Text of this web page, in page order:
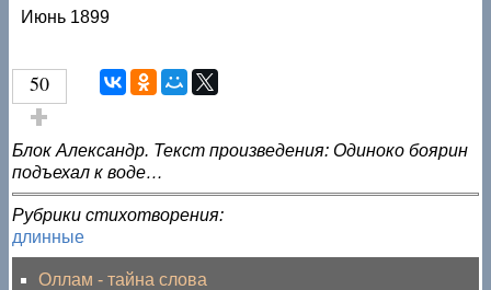
Июнь 1899
50
Голос за!
Блок Александр. Текст произведения: Одиноко боярин
подъехал к воде…
Рубрики стихотворения:
длинные
Оллам - тайна слова